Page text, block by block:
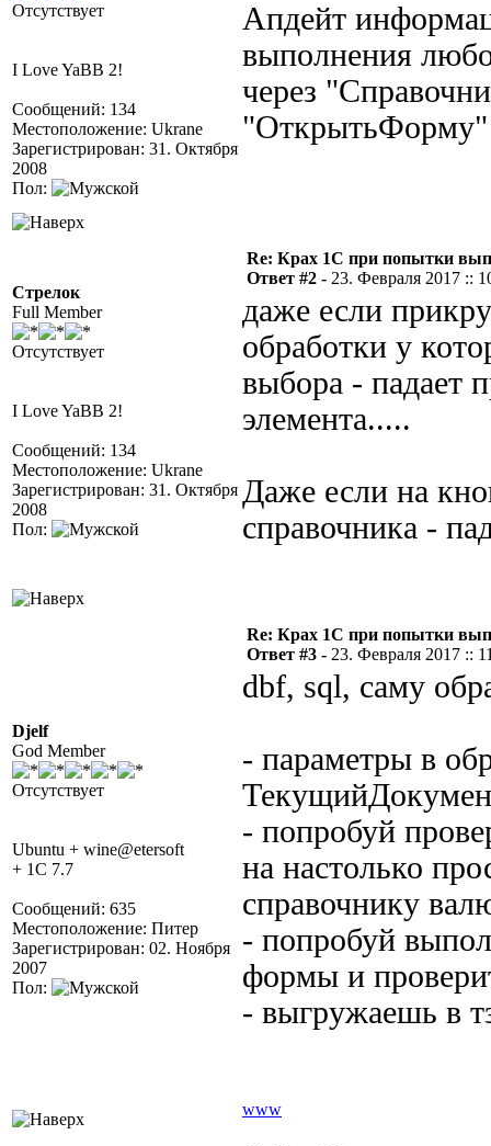
Отсутствует
I Love YaBB 2!
Сообщений: 134
Местоположение: Ukrane
Зарегистрирован: 31. Октября
2008
Пол:
Апдейт
выполнения
через
"ОткрытьФорму"
Стрелок
Full Member
Отсутствует
I Love YaBB 2!
Сообщений: 134
Местоположение: Ukrane
Зарегистрирован: 31. Октября
2008
Пол:
Re: Крах 1С при попытки
Ответ #2 - 23. Февраля 2017 ::
даже если
обработки у
выбора - падает
элемента.....
Даже если на
справочника -
Djelf
God Member
Отсутствует
Ubuntu + wine@etersoft
+ 1C 7.7
Сообщений: 635
Местоположение: Питер
Зарегистрирован: 02. Ноября
2007
Пол:
Re: Крах 1С при попытки
Ответ #3 - 23. Февраля 2017 ::
dbf, sql, саму
- параметры в
- попробуй
на настолько
справочнику
- попробуй
формы и
- выгружаешь в
www